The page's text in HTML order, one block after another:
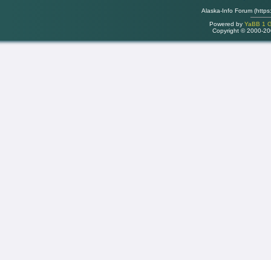
Alaska-Info Forum
Powered by YaBB 1
Copyright © 2000-